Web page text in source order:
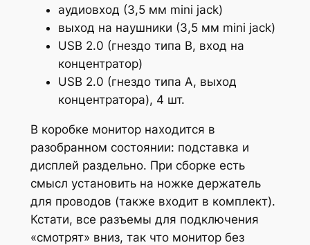
аудиовход (3,5 мм mini jack)
выход на наушники (3,5 мм mini jack)
USB 2.0 (гнездо типа B, вход на
концентратор)
USB 2.0 (гнездо типа А, выход
концентратора), 4 шт.
В коробке монитор находится в
разобранном состоянии: подставка и
дисплей раздельно. При сборке есть
смысл установить на ножке держатель
для проводов (также входит в комплект).
Кстати, все разъемы для подключения
«смотрят» вниз, так что монитор без